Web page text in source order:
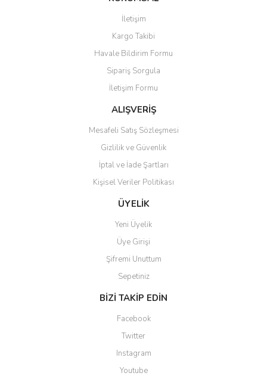
Ürün resmi kalitesiz, bozuk veya görüntülenemiyor.
Ürün açıklamasında eksik bilgiler bulunuyor.
Ürün bilgilerinde hatalar bulunuyor.
Ürün fiyatı diğer sitelerden daha pahalı.
Bu ürüne benzer farklı alternatifler olmalı.
Gönder
İletişim
Kargo Takibi
Havale Bildirim Formu
Sipariş Sorgula
İletişim Formu
ALIŞVERİŞ
Mesafeli Satış Sözleşmesi
Gizlilik ve Güvenlik
İptal ve İade Şartları
Kişisel Veriler Politikası
ÜYELİK
Yeni Üyelik
Üye Girişi
Şifremi Unuttum
Sepetiniz
BİZİ TAKİP EDİN
Facebook
Twitter
Instagram
Youtube